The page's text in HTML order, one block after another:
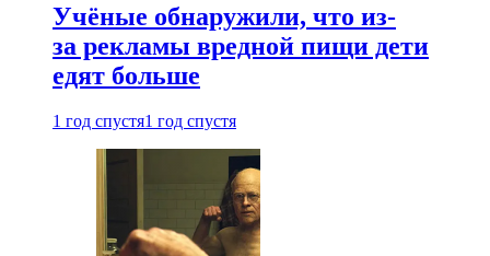
Учёные обнаружили, что из-
за рекламы вредной пищи дети
едят больше
1 год спустя1 год спустя